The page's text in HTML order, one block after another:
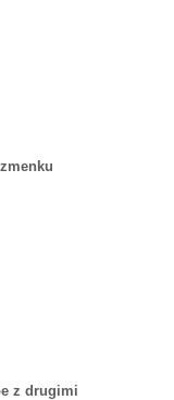
z drugimi